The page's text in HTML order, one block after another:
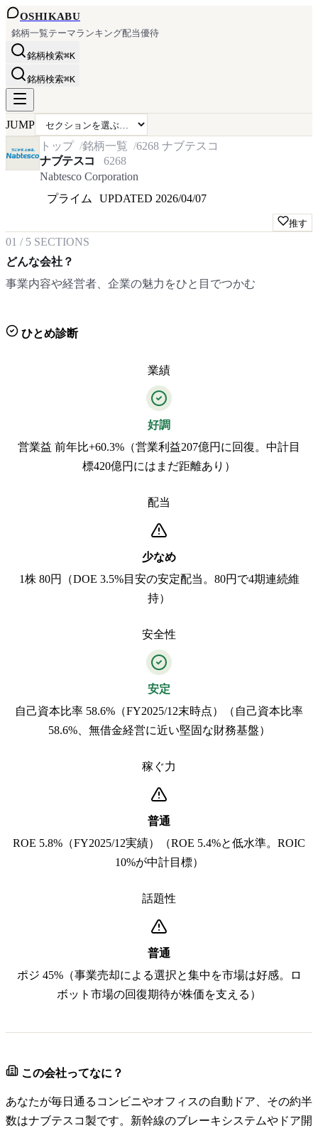
OSHIKABU
銘柄一覧テーマランキング配当優待
銘柄検索⌘K
銘柄検索⌘K
JUMP
トップ
銘柄一覧 6268 ナブテスコ
ナブテスコ
6268
Nabtesco Corporation
プライム
UPDATED 2026/04/07
推す
01 / 5 SECTIONS
どんな会社？
事業内容や経営者、企業の魅力をひと目でつかむ
ひとめ診断
業績
好調
営業益 前年比+60.3%（営業利益207億円に回復。中計目
標420億円にはまだ距離あり）
配当
少なめ
1株 80円（DOE 3.5%目安の安定配当。80円で4期連続維
持）
安全性
安定
自己資本比率 58.6%（FY2025/12末時点）（自己資本比率
58.6%、無借金経営に近い堅固な財務基盤）
稼ぐ力
普通
ROE 5.8%（FY2025/12実績）（ROE 5.4%と低水準。ROIC
10%が中計目標）
話題性
普通
ポジ 45%（事業売却による選択と集中を市場は好感。ロ
ボット市場の回復期待が株価を支える）
この会社ってなに？
あなたが毎日通るコンビニやオフィスの自動ドア、その約半
数はナブテスコ製です。新幹線のブレーキシステムやドア開